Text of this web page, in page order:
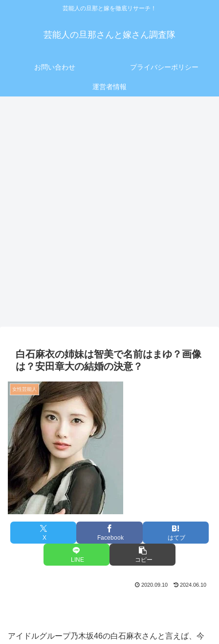
芸能人の旦那と嫁を徹底リサーチ！
芸能人の旦那さんと嫁さん調査隊
お問い合わせ プライバシーポリシー
運営者情報
白石麻衣の姉妹は智美で名前はまゆ？画像
は？安田章大の結婚の決意？
女性芸能人
X Facebook はてブ
LINE コピー
2020.09.10 2024.06.10
アイドルグループ乃木坂46の白石麻衣さんと言えば、今